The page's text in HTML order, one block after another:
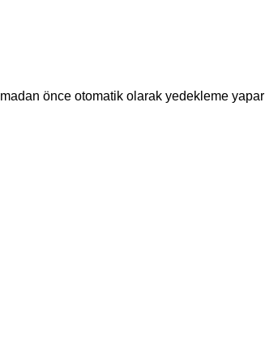
önce otomatik olarak yedekleme yapar